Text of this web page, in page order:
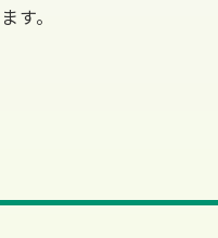
ます。